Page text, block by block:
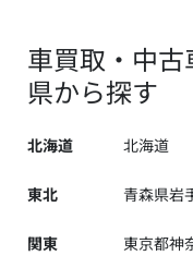
車買取・中
県から探す
北海道 北海道
東北 青森県岩
関東 東京都神